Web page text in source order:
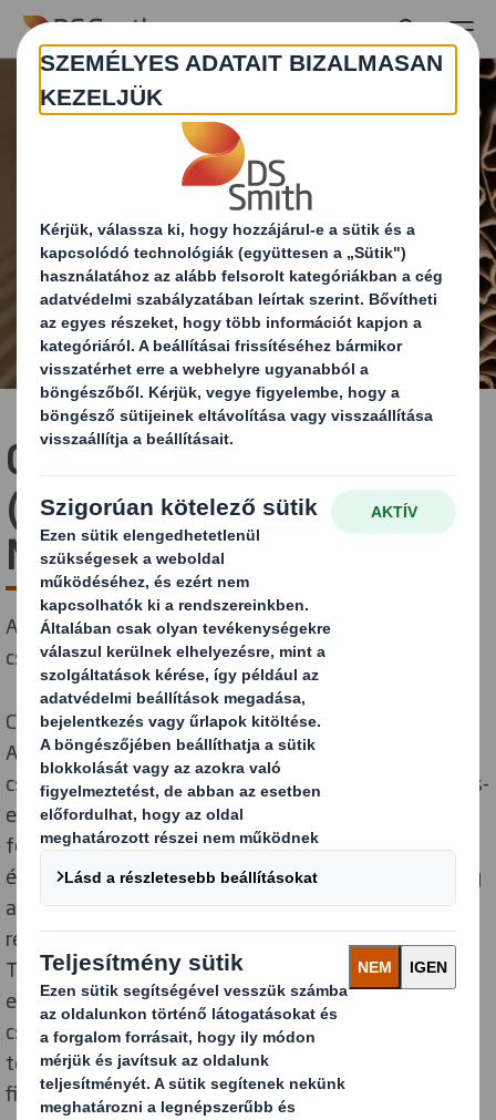
Skip to main content
Circular Design Metrics
(Körforgásos Tervezés
Mérőszámai)
A legmodernebb eszköz, mely elősegíti, hogy
csomagolása fenntartható legyen
Circular Design Principles (Körforgásos Tervezési
Alapelvek) bevezetését követően kifejlesztettük a
csomagolásoknál alkalmazható Circular Design Metrics-
et (Körforgásos Tervezés Mérőszámait). Ezzel a
forradalmi eszközzel 8 különböző mutatón keresztül
értékelhetjük ki és mérhetjük meg, mennyire felel meg
a csomagolásdesign a körforgásos gazdasági
rendszernek. A Circular Design Metrics (Körforgásos
Tervezés Mérőszámai) - iparágunkban elsőként -
egyértelműen meghatározza, miként teljesít a
csomagolás kialakítása a fenntarthatóságát
tekintetében, és azt, hogy mire kell összpontosítani
figyelmünket.